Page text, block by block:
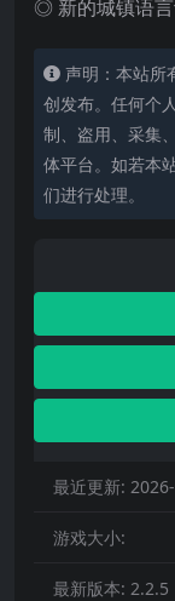
◎ 新的城镇语
声明：本站所
创发布。任何个
制、盗用、采集
体平台。如若本
们进行处理。
最近更新:
游戏大小:
最新版本: 2.2.5